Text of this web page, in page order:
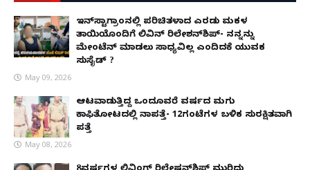
ಇನ್​ಸ್ಟಾಗ್ರಾಂನಲ್ಲಿ ಪರಿಚಿತಳಾದ ಎರಡು ಮಕ್ಕಳ
ತಾಯಿಯೊಂದಿಗೆ ಲಿವಿನ್ ರಿಲೇಶನ್​ಶಿಪ್- ನನ್ನನ್ನು
ಮೇಂಟೆನ್ ಮಾಡಲು ಸಾಧ್ಯವಿಲ್ಲ ಎಂದಿದಕ್ಕೆ ಯುವಕ
ಸುಸೈಡ್ ?
May 09, 2026
ಆಟವಾಡುತ್ತಿದ್ದ ಒಂದೂವರೆ ವರ್ಷದ ಮಗು
ಕಾಫಿತೋಟದಲ್ಲಿ ನಾಪತ್ತೆ- 12ಗಂಟೆಗಳ ಬಳಿಕ ಸುರಕ್ಷಿತವಾಗಿ
ಪತ್ತೆ
May 08, 2026